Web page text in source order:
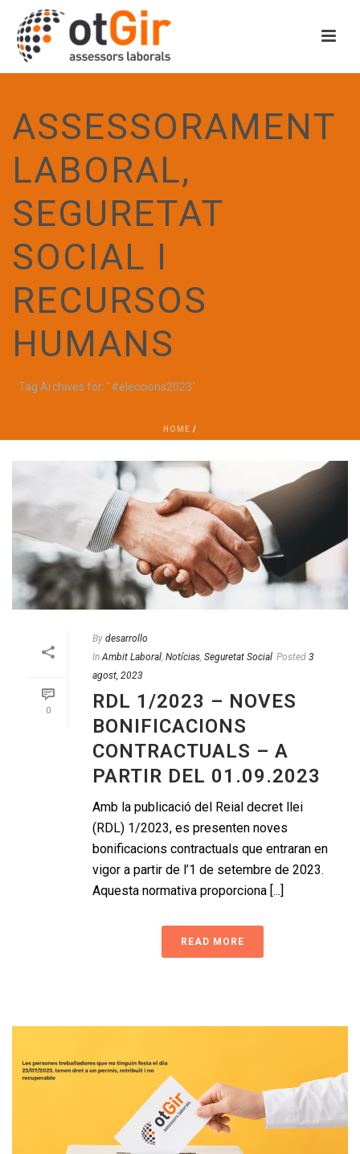
ASSESSORAMENT
LABORAL,
SEGURETAT
SOCIAL I
RECURSOS
HUMANS
Tag Archives for: "#eleccions2023"
HOME /
0
By desarrollo
In Ambit Laboral Notícias Seguretat Social Posted 3
agost, 2023
RDL 1/2023 – NOVES
BONIFICACIONS
CONTRACTUALS – A
PARTIR DEL 01.09.2023
Amb la publicació del Reial decret llei
(RDL) 1/2023, es presenten noves
bonificacions contractuals que entraran en
vigor a partir de l’1 de setembre de 2023.
Aquesta normativa proporciona [...]
READ MORE